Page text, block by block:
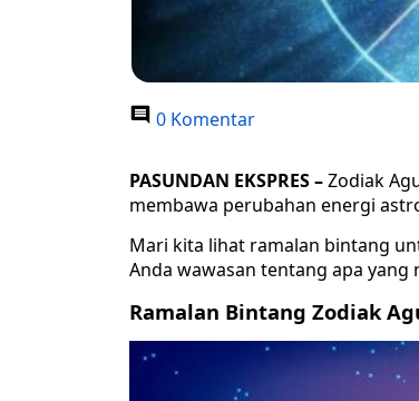
0 Komentar
PASUNDAN EKSPRES –Zodiak
membawa perubahan energi
Mari kita lihat ramalan bintang
Anda wawasan tentang apa
Ramalan Bintang Zodiak